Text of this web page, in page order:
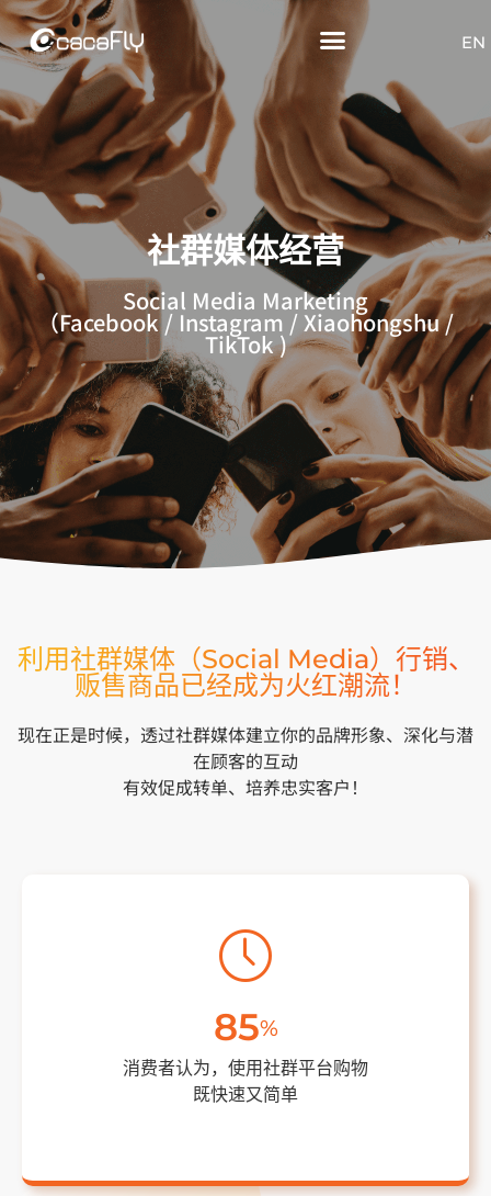
EN
社群媒体经营
Social Media Marketing
（Facebook / Instagram / Xiaohongshu /
TikTok )
利用社群媒体（Social Media）行销、
贩售商品已经成为火红潮流！
现在正是时候，透过社群媒体建立你的品牌形象、深化与潜
在顾客的互动
有效促成转单、培养忠实客户！
85%
消费者认为，使用社群平台购物
既快速又简单